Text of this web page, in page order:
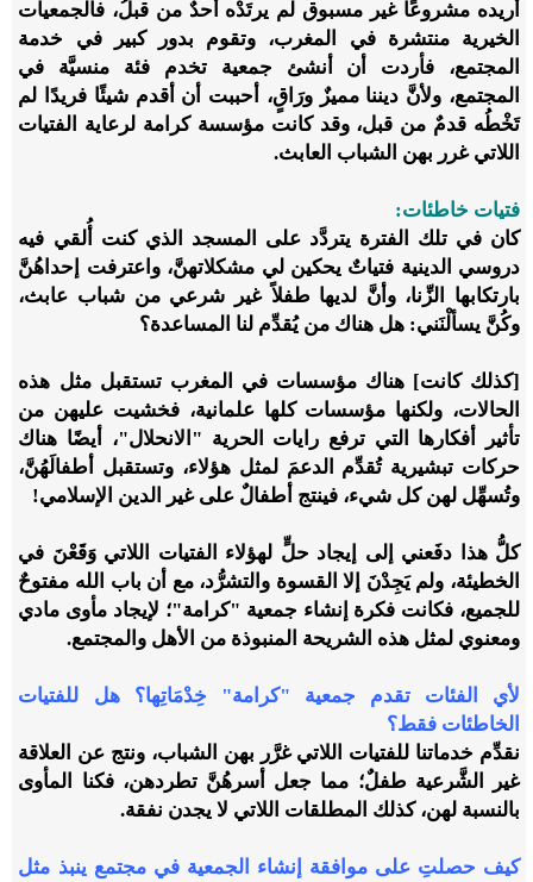
أريده مشروعًا غير مسبوق لم يرتَدْه أحدٌ من قبلُ، فالجمعيات
الخيرية منتشرة في المغرب، وتقوم بدور كبير في خدمة
المجتمع، فأردت أن أنشئ جمعية تخدم فئة منسيَّة في
المجتمع، ولأنَّ ديننا مميزٌ ورَاقٍ، أحببت أن أقدم شيئًا فريدًا لم
تَخْطُه قدمٌ من قبل، وقد كانت مؤسسة كرامة لرعاية الفتيات
اللاتي غرر بهن الشباب العابث.
فتيات خاطئات:
كان في تلك الفترة يتردَّد على المسجد الذي كنت أُلقي فيه
دروسي الدينية فتياتٌ يحكين لي مشكلاتهنَّ، واعترفت إحداهُنَّ
بارتكابها الزِّنا، وأنَّ لديها طفلاً غير شرعي من شباب عابث،
وكُنَّ يسألْنَني: هل هناك من يُقدِّم لنا المساعدة؟
[كذلك كانت] هناك مؤسسات في المغرب تستقبل مثل هذه
الحالات، ولكنها مؤسسات كلها علمانية، فخشيت عليهن من
تأثير أفكارها التي ترفع رايات الحرية "الانحلال"، أيضًا هناك
حركات تبشيرية تُقدِّم الدعمَ لمثل هؤلاء، وتستقبل أطفالَهُنَّ،
وتُسهِّل لهن كل شيء، فينتج أطفالٌ على غير الدين الإسلامي!
كلُّ هذا دفَعني إلى إيجاد حلٍّ لهؤلاء الفتيات اللاتي وَقَعْنَ في
الخطيئة، ولم يَجِدْنَ إلا القسوة والتشرُّد، مع أن باب الله مفتوحٌ
للجميع، فكانت فكرة إنشاء جمعية "كرامة"؛ لإيجاد مأوى مادي
ومعنوي لمثل هذه الشريحة المنبوذة من الأهل والمجتمع.
لأي الفئات تقدم جمعية "كرامة" خِدْمَاتِها؟ هل للفتيات
الخاطئات فقط؟
نقدِّم خدماتنا للفتيات اللاتي غرَّر بهن الشباب، ونتج عن العلاقة
غير الشَّرعية طفلٌ؛ مما جعل أسرهُنَّ تطردهن، فكنا المأوى
بالنسبة لهن، كذلك المطلقات اللاتي لا يجدن نفقة.
كيف حصلتِ على موافقة إنشاء الجمعية في مجتمع ينبذ مثل